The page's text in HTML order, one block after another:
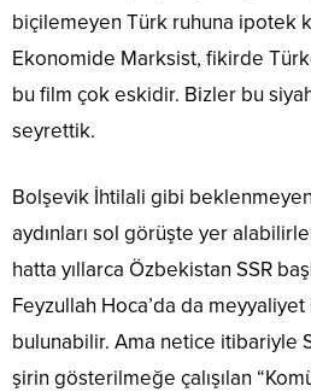
biçilemeyen Türk ruhuna ipotek
Ekonomide Marksist, fikirde
bu film çok eskidir. Bizler bu
seyrettik.
Bolşevik İhtilali gibi
aydınları sol görüşte yer
hatta yıllarca Özbekistan SSR
Feyzullah Hoca’da da meyyaliyet
bulunabilir. Ama netice itibariyle
şirin gösterilmeğe çalışılan